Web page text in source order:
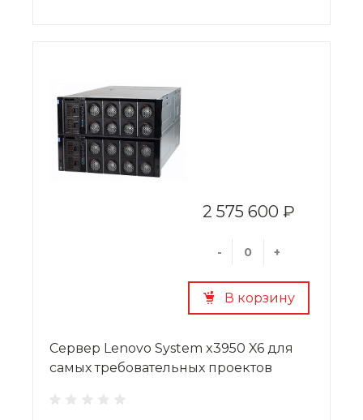
2 575 600 ₽
- +
В корзину
Сервер Lenovo System x3950 X6 для
самых требовательных проектов